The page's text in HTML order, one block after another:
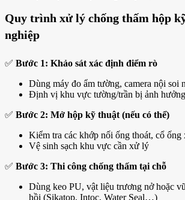
Quy trình xử lý chống thấm hộp
nghiệp
✅ Bước 1: Khảo sát xác định điểm rò
Dùng máy đo ẩm tường, camera nội soi
Định vị khu vực tường/trần bị ảnh hưởng
✅ Bước 2: Mở hộp kỹ thuật (nếu có thể)
Kiểm tra các khớp nối ống thoát, cổ ống
Vệ sinh sạch khu vực cần xử lý
✅ Bước 3: Thi công chống thấm tại chỗ
Dùng keo PU, vật liệu trương nở hoặc
hồi (Sikatop, Intoc, Water Seal…)